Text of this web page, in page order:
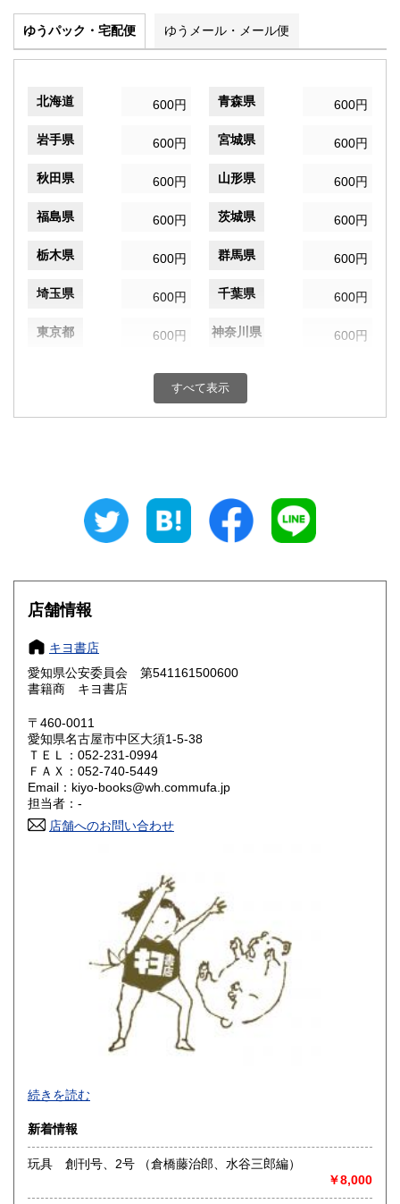
ゆうパック・宅配便 ゆうメール・メール便
北海道 600円 青森県 600円
岩手県 600円 宮城県 600円
秋田県 600円 山形県 600円
福島県 600円 茨城県 600円
栃木県 600円 群馬県 600円
埼玉県 600円 千葉県 600円
東京都 600円 神奈川県 600円
600円 富山県
600円 三重県
大阪府
奈良県
鳥取県 600円 島根県
岡山県
山口県 600円
香川県 愛媛県
高知県 600円
600円
600円 大分県
600円 鹿児島県
600円
すべて表示
店舗情報
キヨ書店
愛知県公安委員会 第541161500600
書籍商 キヨ書店
〒460-0011
愛知県名古屋市中区大須1-5-38
ＴＥＬ：052-231-0994
ＦＡＸ：052-740-5449
Email：kiyo-books@wh.commufa.jp
担当者：-
店舗へのお問い合わせ
最寄駅：名古屋市営地下鉄鶴舞線
営業時間：12:00～18:00
定休日：火曜日定休(仕入れのため不定休となる場合がござい
続きを読む
新着情報
玩具 創刊号、2号 （倉橋藤治郎、水谷三郎編）
￥8,000